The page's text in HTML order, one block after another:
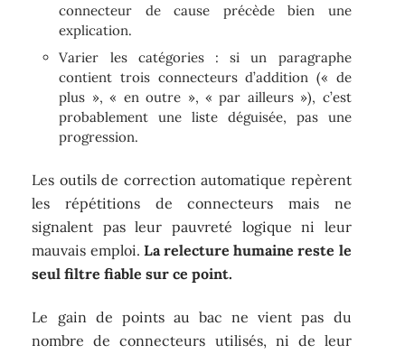
connecteur de cause précède bien une
explication.
Varier les catégories : si un paragraphe
contient trois connecteurs d’addition (« de
plus », « en outre », « par ailleurs »), c’est
probablement une liste déguisée, pas une
progression.
Les outils de correction automatique repèrent
les répétitions de connecteurs mais ne
signalent pas leur pauvreté logique ni leur
mauvais emploi. La relecture humaine reste le
seul filtre fiable sur ce point.
Le gain de points au bac ne vient pas du
nombre de connecteurs utilisés, ni de leur